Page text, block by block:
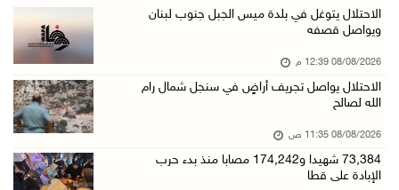
قوات الاحتلال تجري تحقيقات ميدانية مع عشرات ا ...
08/آب/2026 10:18 ص
تقرير: خطاب الكراهية والتحريض يتصاعد في أوساط ...
3 إصابات برصاص الاحتلال شمال خان يونس
الاحتلال يتوغل في بلدة ميس الجبل جنوب لبنان
ويواصل قصفه
08/08/2026 12:39 م
الاحتلال يواصل تجريف أراضٍ في سنجل شمال رام
الله لصالح
08/08/2026 11:35 ص
73,384 شهيدا و174,242 مصابا منذ بدء حرب
الإبادة على قطا